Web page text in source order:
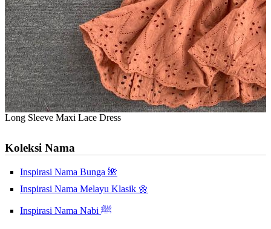
Long Sleeve Maxi Lace Dress
Koleksi Nama
Inspirasi Nama Bunga 🌺
Inspirasi Nama Melayu Klasik 🌼
Inspirasi Nama Nabi ﷺ